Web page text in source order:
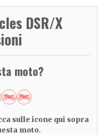
DSR/X
moto?
sulle icone qui sopra
moto.